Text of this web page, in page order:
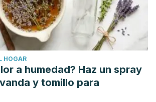
como factor de riesgo cardiovascular |
(n.d.). Retrieved December 14, 2020,
es-revista-medicina-integral-
como-factor-riesgo-10022224
- Western New York Urology Associates,
December 14, 2020, from
content.aspx?
HOGAR
a humedad? Haz un spray
y tomillo para